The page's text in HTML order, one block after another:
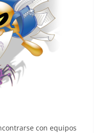
con equipos